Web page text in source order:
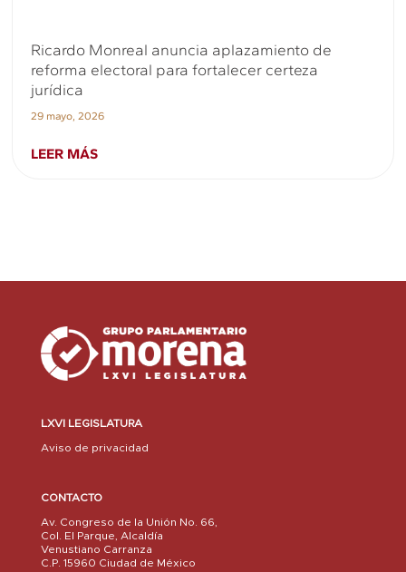
Ricardo Monreal anuncia aplazamiento de
reforma electoral para fortalecer certeza
jurídica
29 mayo, 2026
LEER MÁS
LXVI LEGISLATURA
Aviso de privacidad
CONTACTO
Av. Congreso de la Unión No. 66,
Col. El Parque, Alcaldía
Venustiano Carranza
C.P. 15960 Ciudad de México